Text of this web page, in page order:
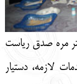
دکتر مره صدق ریاست
لازمه، دستیار